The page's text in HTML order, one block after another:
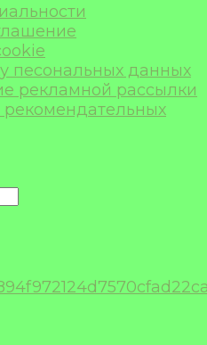
песональных данных
рекламной рассылки